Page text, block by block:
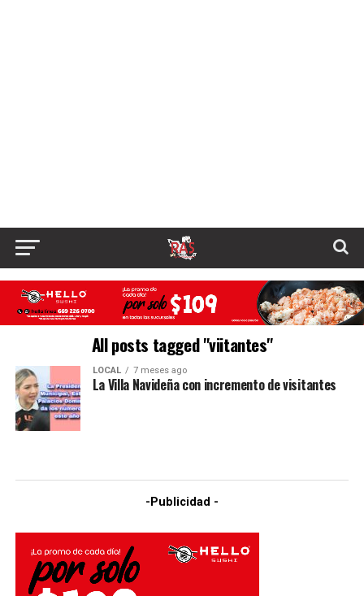
All posts tagged "viitantes"
LOCAL 7 meses ago
La Villa Navideña con incremento de visitantes
-Publicidad -